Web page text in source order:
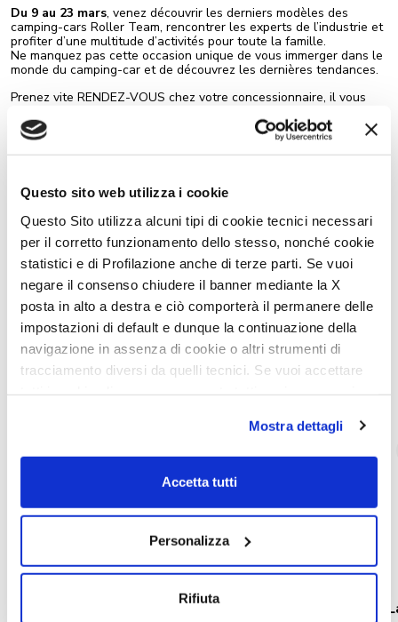
Questo sito web utilizza i cookie
Questo Sito utilizza alcuni tipi di cookie tecnici necessari
per il corretto funzionamento dello stesso, nonché cookie
statistici e di Profilazione anche di terze parti. Se vuoi
negare il consenso chiudere il banner mediante la X
posta in alto a destra e ciò comporterà il permanere delle
impostazioni di default e dunque la continuazione della
navigazione in assenza di cookie o altri strumenti di
tracciamento diversi da quelli tecnici. Se vuoi accettare
su acconsento selezionati. Se vuoi saperne di più clicca
qui. Cliccando sul tasto "Acconsento" permetti l'utilizzo
Mostra dettagli
Accetta tutti
Personalizza
Rifiuta
Du 9 au 23 mars, venez découvrir les derniers modèles des
camping-cars Roller Team, rencontrer les experts de l’industrie et
profiter d’une multitude d’activités pour toute la famille.
Ne manquez pas cette occasion unique de vous immerger dans le
monde du camping-car et de découvrez les dernières tendances.
Prenez vite RENDEZ-VOUS chez votre concessionnaire, il vous
conseillera pour vous aider à faire le meilleur choix!
Retrouvez toutes les informations de laQuinzaine du camping-
Le camping-car, la meilleure idée pour une
vraie liberté!
Trouvez le concessionnaire le plus proche.
Partagez l’actualité sur les réseaux sociaux